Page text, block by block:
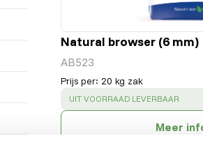
Natural browser (6 mm)
AB523
Prijs per: 20 kg zak
SUCCESS:
UIT VOORRAAD LEVERBAAR
Meer